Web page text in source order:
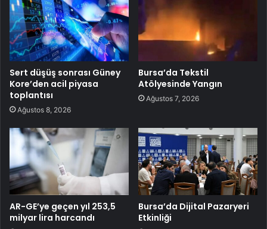
Sert düşüş sonrası Güney
Kore’den acil piyasa
toplantısı
Ağustos 8, 2026
Bursa’da Tekstil
Atölyesinde Yangın
Ağustos 7, 2026
AR-GE’ye geçen yıl 253,5
milyar lira harcandı
Bursa’da Dijital Pazaryeri
Etkinliği